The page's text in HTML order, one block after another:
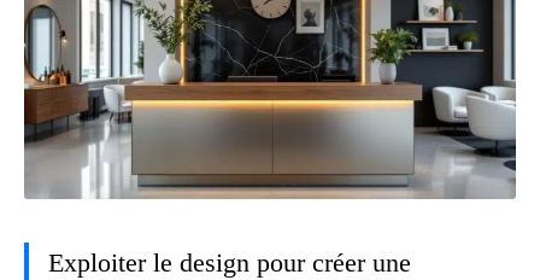
Exploiter le design pour créer une